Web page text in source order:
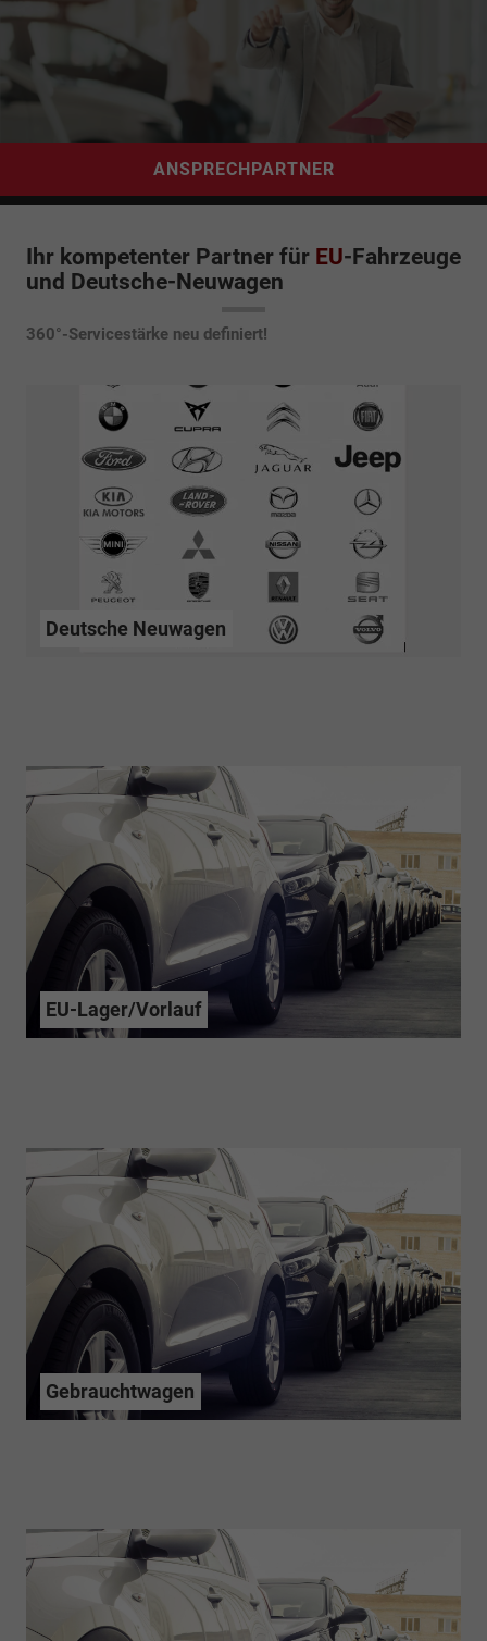
ANSPRECHPARTNER
Ihr kompetenter Partner für EU-Fahrzeuge
und Deutsche-Neuwagen
360°-Servicestärke neu definiert!
Deutsche Neuwagen
EU-Lager/Vorlauf
Gebrauchtwagen